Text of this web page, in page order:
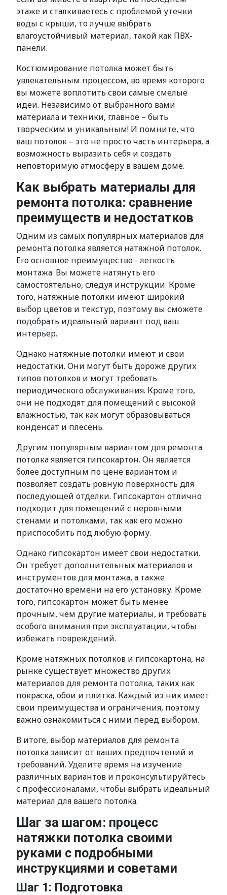
этаже и сталкиваетесь с проблемой утечки
воды с крыши, то лучше выбрать
влагоустойчивый материал, такой как ПВХ-
панели.
Костюмирование потолка может быть
увлекательным процессом, во время которого
вы можете воплотить свои самые смелые
идеи. Независимо от выбранного вами
материала и техники, главное – быть
творческим и уникальным! И помните, что
ваш потолок – это не просто часть интерьера, а
возможность выразить себя и создать
неповторимую атмосферу в вашем доме.
Как выбрать материалы для
ремонта потолка: сравнение
преимуществ и недостатков
Одним из самых популярных материалов для
ремонта потолка является натяжной потолок.
Его основное преимущество - легкость
монтажа. Вы можете натянуть его
самостоятельно, следуя инструкции. Кроме
того, натяжные потолки имеют широкий
выбор цветов и текстур, поэтому вы сможете
подобрать идеальный вариант под ваш
интерьер.
Однако натяжные потолки имеют и свои
недостатки. Они могут быть дороже других
типов потолков и могут требовать
периодического обслуживания. Кроме того,
они не подходят для помещений с высокой
влажностью, так как могут образовываться
конденсат и плесень.
Другим популярным вариантом для ремонта
потолка является гипсокартон. Он является
более доступным по цене вариантом и
позволяет создать ровную поверхность для
последующей отделки. Гипсокартон отлично
подходит для помещений с неровными
стенами и потолками, так как его можно
приспособить под любую форму.
Однако гипсокартон имеет свои недостатки.
Он требует дополнительных материалов и
инструментов для монтажа, а также
достаточно времени на его установку. Кроме
того, гипсокартон может быть менее
прочным, чем другие материалы, и требовать
особого внимания при эксплуатации, чтобы
избежать повреждений.
Кроме натяжных потолков и гипсокартона, на
рынке существует множество других
материалов для ремонта потолка, таких как
покраска, обои и плитка. Каждый из них имеет
свои преимущества и ограничения, поэтому
важно ознакомиться с ними перед выбором.
В итоге, выбор материалов для ремонта
потолка зависит от ваших предпочтений и
требований. Уделите время на изучение
различных вариантов и проконсультируйтесь
с профессионалами, чтобы выбрать идеальный
материал для вашего потолка.
Шаг за шагом: процесс
натяжки потолка своими
руками с подробными
инструкциями и советами
Шаг 1: Подготовка